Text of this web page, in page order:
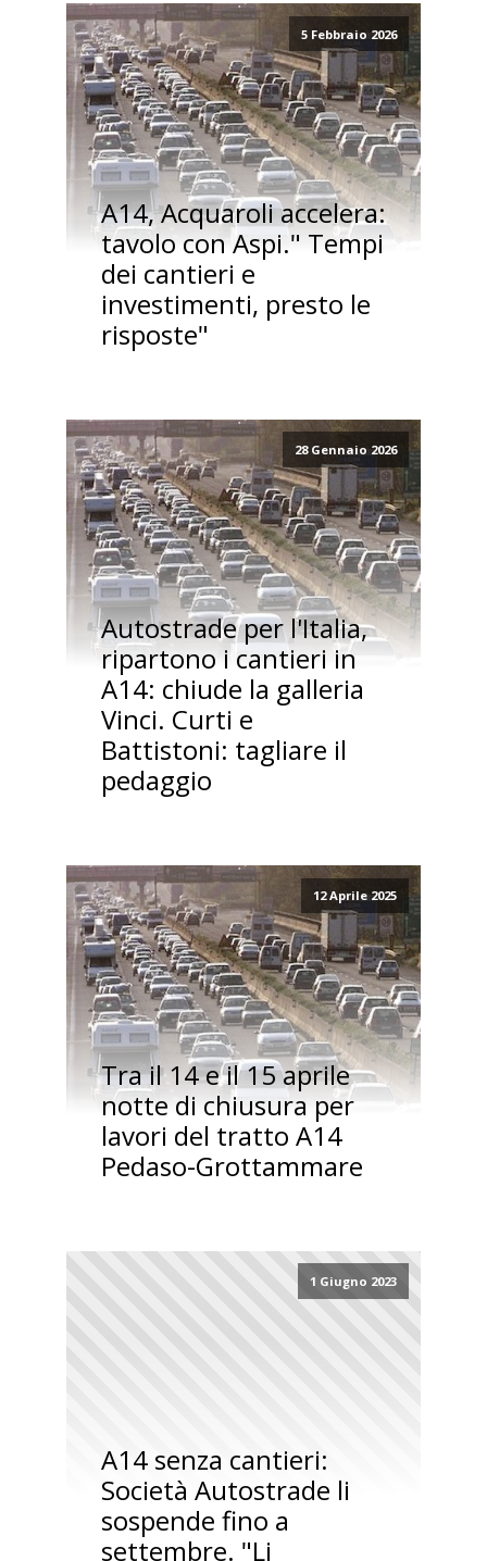
5 Febbraio 2026
A14, Acquaroli accelera:
tavolo con Aspi." Tempi
dei cantieri e
investimenti, presto le
risposte"
28 Gennaio 2026
Autostrade per l'Italia,
ripartono i cantieri in
A14: chiude la galleria
Vinci. Curti e
Battistoni: tagliare il
pedaggio
12 Aprile 2025
Tra il 14 e il 15 aprile
notte di chiusura per
lavori del tratto A14
Pedaso-Grottammare
1 Giugno 2023
A14 senza cantieri:
Società Autostrade li
sospende fino a
settembre. "Li